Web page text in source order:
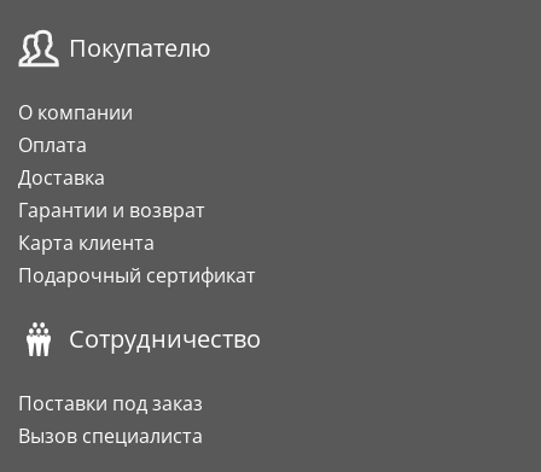
Покупателю
О компании
Оплата
Доставка
Гарантии и возврат
Карта клиента
Подарочный сертификат
Сотрудничество
Поставки под заказ
Вызов специалиста